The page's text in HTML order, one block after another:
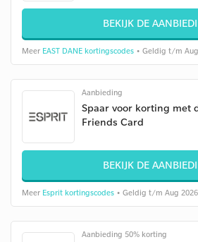
BEKIJK DE
Meer EAST DANE kortingscodes • Geldig t/m
Aanbieding
Spaar voor korting met
Friends Card
BEKIJK DE
Meer Esprit kortingscodes • Geldig t/m Aug 2026
Aanbieding 50% korting